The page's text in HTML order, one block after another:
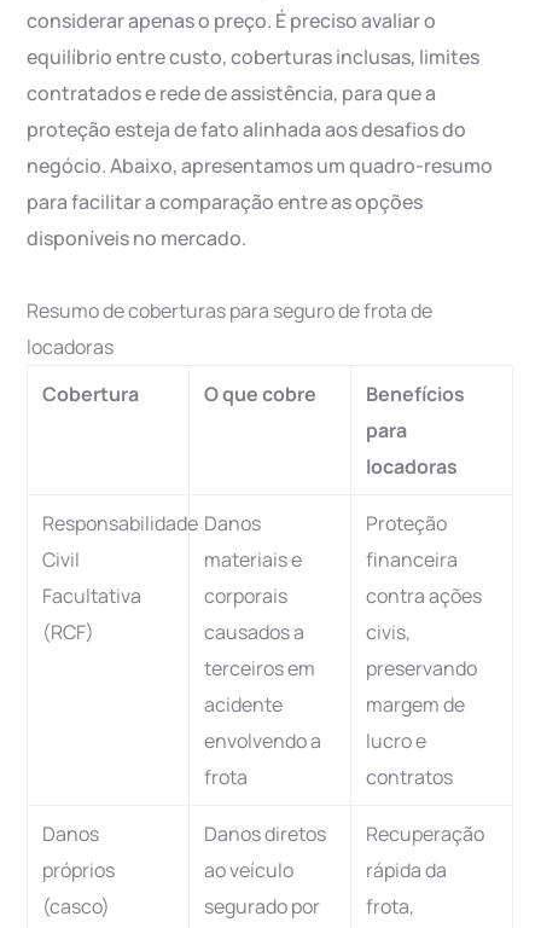
considerar apenas o preço. É preciso avaliar o
equilíbrio entre custo, coberturas inclusas, limites
contratados e rede de assistência, para que a
proteção esteja de fato alinhada aos desafios do
negócio. Abaixo, apresentamos um quadro-resumo
para facilitar a comparação entre as opções
disponíveis no mercado.
Resumo de coberturas para seguro de frota de
locadoras
Cobertura
O que cobre
Benefícios
para
locadoras
Responsabilidade
Civil
Facultativa
(RCF)
Danos
materiais e
corporais
causados a
terceiros em
acidente
envolvendo a
frota
Proteção
financeira
contra ações
civis,
preservando
margem de
lucro e
contratos
Danos
próprios
(casco)
Danos diretos
ao veículo
segurado por
Recuperação
rápida da
frota,